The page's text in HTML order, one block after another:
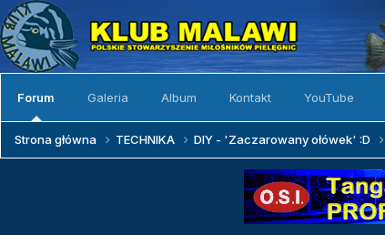
Forum Galeria Album Kontakt YouTube
Strona główna TECHNIKA DIY - 'Zaczarowany ołówek' :D